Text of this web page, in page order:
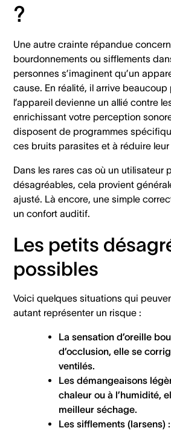
?
Une autre crainte répandue
bourdonnements ou sifflements
personnes s’imaginent qu’un
cause. En réalité, il arrive
l’appareil devienne un allié contre
enrichissant votre perception
disposent de programmes
ces bruits parasites et à réduire
Dans les rares cas où un utilisateur
désagréables, cela provient
ajusté. Là encore, une simple
un confort auditif.
Les petits
possibles
Voici quelques situations qui
autant représenter un risque :
La sensation d’oreille
d’occlusion, elle se
ventilés.
Les démangeaisons
chaleur ou à l’humidité,
meilleur séchage.
Les sifflements (larsens)